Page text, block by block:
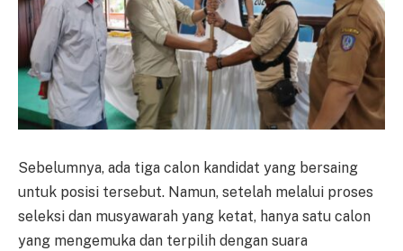
Sebelumnya, ada tiga calon kandidat yang bersaing
untuk posisi tersebut. Namun, setelah melalui proses
seleksi dan musyawarah yang ketat, hanya satu calon
yang mengemuka dan terpilih dengan suara